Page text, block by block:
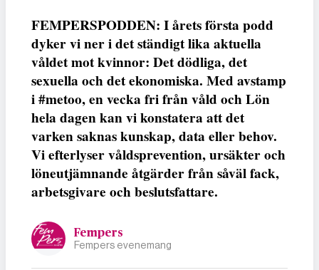
FEMPERSPODDEN: I årets första podd
dyker vi ner i det ständigt lika aktuella
våldet mot kvinnor: Det dödliga, det
sexuella och det ekonomiska. Med avstamp
i #metoo, en vecka fri från våld och Lön
hela dagen kan vi konstatera att det
varken saknas kunskap, data eller behov.
Vi efterlyser våldsprevention, ursäkter och
löneutjämnande åtgärder från såväl fack,
arbetsgivare och beslutsfattare.
Fempers
Fempers evenemang